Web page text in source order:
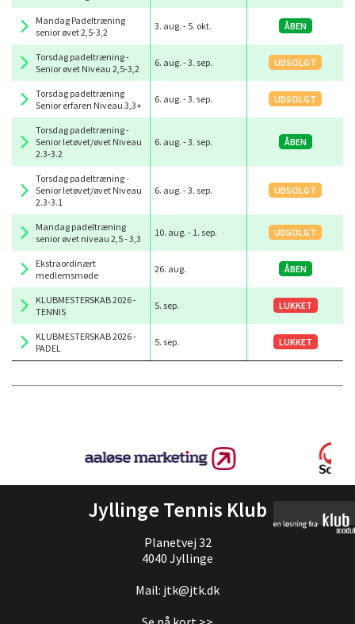
Mandag Padeltræning
senior øvet 2,5-3,2
3. aug. - 5. okt. ÅBEN
Torsdag padeltræning -
Senior øvet Niveau 2,5-3,2
6. aug. -3. sep. UDSOLGT
Torsdag padeltræning
Senior erfaren Niveau 3,3+
6. aug. -3. sep. UDSOLGT
Torsdag padeltræning -
Senior letøvet/øvet Niveau
2.3-3.2
6. aug. -3. sep. ÅBEN
Torsdag padeltræning -
Senior letøvet/øvet Niveau
2.3-3.1
6. aug. -3. sep. UDSOLGT
Mandag padeltræning
senior øvet niveau 2,5 - 3,3
10. aug. - 1. sep. UDSOLGT
Ekstraordinært
medlemsmøde
26. aug. ÅBEN
KLUBMESTERSKAB 2026 -
TENNIS
5. sep. LUKKET
KLUBMESTERSKAB 2026 -
PADEL
5. sep. LUKKET
Jyllinge Tennis Klub
Planetvej 32
4040 Jyllinge
Mail: jtk@jtk.dk